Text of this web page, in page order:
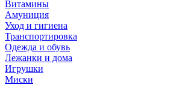
Витамины
Амуниция
Уход и гигиена
Транспортировка
Одежда и обувь
Лежанки и дома
Игрушки
Миски